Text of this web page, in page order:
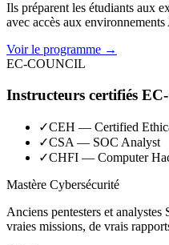
Ils préparent les étudiants aux
avec accès aux
Voir le programme →
EC-COUNCIL
Instructeurs certifiés
✓CEH — Certified
✓CSA — SOC Analyst
✓CHFI — Computer
Mastère Cybersécurité
Anciens pentesters et
vraies missions, de vrais